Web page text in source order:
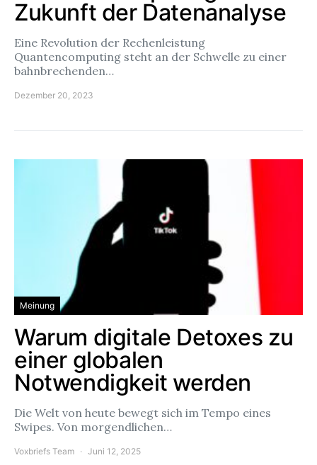
Zukunft der Datenanalyse
Eine Revolution der Rechenleistung
Quantencomputing steht an der Schwelle zu einer
bahnbrechenden…
Dezember 20, 2023
Meinung
Warum digitale Detoxes zu
einer globalen
Notwendigkeit werden
Die Welt von heute bewegt sich im Tempo eines
Swipes. Von morgendlichen…
Voxbriefs Team Juni 12, 2025